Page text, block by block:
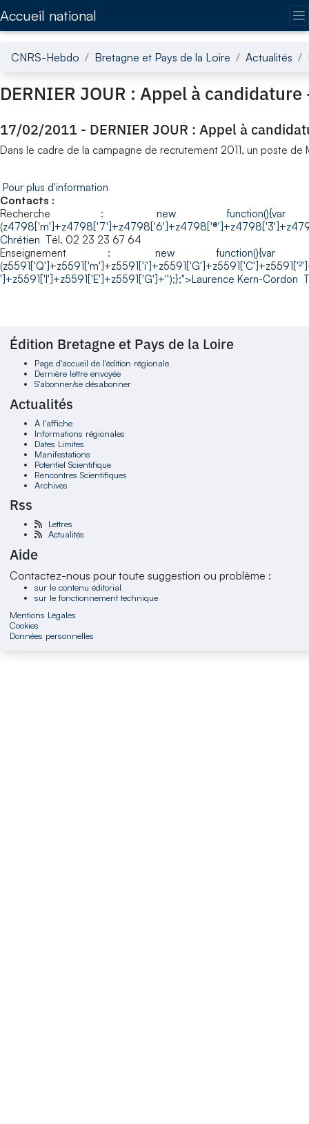
Accueil national
CNRS-Hebdo Bretagne et Pays de la Loire Actualités
DERNIER JOUR : Appel à
17/02/2011 - DERNIER JOUR : Appel à
Dans le cadre de la campagne de recrutement 2011, un poste
Pour plus d'information
Contacts :
Recherche :
new function(){var z4798
Chrétien Tél. 02 23 23 67 64
Enseignement :
new function(){var z5591 =
']+z5591['I']+z5591['E']+z5591['G']+'');};">Laurence Kern-Cordon
Édition Bretagne et Pays de la Loire
Page d'accueil de l'édition régionale
Dernière lettre envoyée
S'abonner/se désabonner
Actualités
À l'affiche
Informations régionales
Dates Limites
Manifestations
Potentiel Scientifique
Rencontres Scientifiques
Archives
Rss
Lettres
Actualités
Aide
Contactez-nous pour toute suggestion ou problème :
sur le contenu éditorial
sur le fonctionnement technique
Mentions Légales
Cookies
Données personnelles